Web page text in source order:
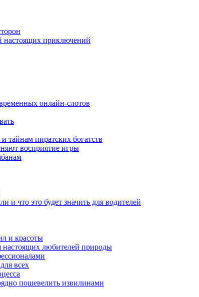
настоящих приключений
онлайн-слотов
тайнам пиратских богатств
восприятие игры
и что это будет значить для водителей
и красоты
любителей природы
всех
пошевелить извилинами